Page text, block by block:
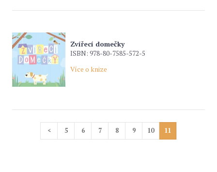
Zvířecí domečky
ISBN: 978-80-7585-572-5
Více o knize
< 5 6 7 8 9 10 11